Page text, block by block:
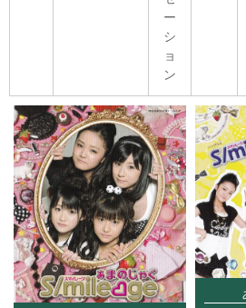
ー
シ
ョ
ン